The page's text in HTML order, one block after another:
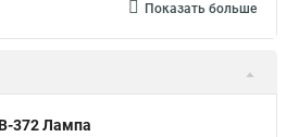
Показать больше
372 Лампа